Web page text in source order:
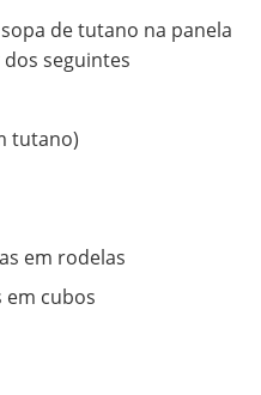
de tutano na panela
seguintes
tutano)
em rodelas
em cubos